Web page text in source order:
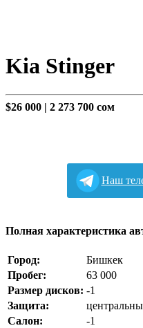
Kia Stinger
$26 000 | 2 273 700 сом
Наш
Полная характеристика
Город:
Бишкек
Пробег:
63 000
Размер дисков: -1
Защита:
Салон:
-1